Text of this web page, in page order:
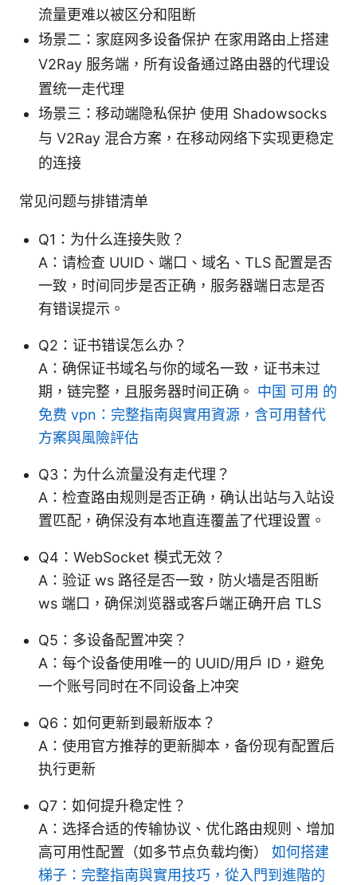
流量更难以被区分和阻断
场景二：家庭网多设备保护 在家用路由上搭建
V2Ray 服务端，所有设备通过路由器的代理设
置统一走代理
场景三：移动端隐私保护 使用 Shadowsocks
与 V2Ray 混合方案，在移动网络下实现更稳定
的连接
常见问题与排错清单
Q1：为什么连接失败？
A：请检查 UUID、端口、域名、TLS 配置是否
一致，时间同步是否正确，服务器端日志是否
有错误提示。
Q2：证书错误怎么办？
A：确保证书域名与你的域名一致，证书未过
期，链完整，且服务器时间正确。 中国 可用 的
免费 vpn：完整指南與實用資源，含可用替代
方案與風險評估
Q3：为什么流量没有走代理？
A：检查路由规则是否正确，确认出站与入站设
置匹配，确保没有本地直连覆盖了代理设置。
Q4：WebSocket 模式无效？
A：验证 ws 路径是否一致，防火墙是否阻断
ws 端口，确保浏览器或客户端正确开启 TLS
Q5：多设备配置冲突？
A：每个设备使用唯一的 UUID/用户 ID，避免
一个账号同时在不同设备上冲突
Q6：如何更新到最新版本？
A：使用官方推荐的更新脚本，备份现有配置后
执行更新
Q7：如何提升稳定性？
A：选择合适的传输协议、优化路由规则、增加
高可用性配置（如多节点负载均衡） 如何搭建
梯子：完整指南與實用技巧，從入門到進階的